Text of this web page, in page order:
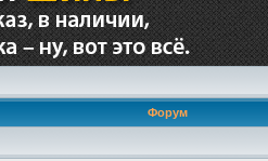
Форум